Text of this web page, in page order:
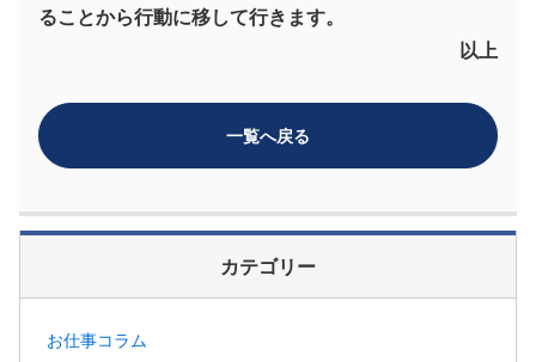
ることから行動に移して行きます。
以上
一覧へ戻る
カテゴリー
お仕事コラム